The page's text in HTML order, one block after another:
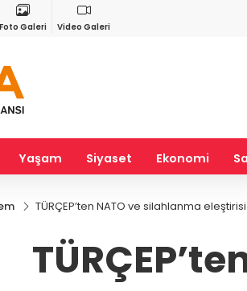
Foto Galeri Video Galeri
TRY
6.604,97%1,73
Yaşam Siyaset Ekonomi
TÜRÇEP’ten NATO ve silahlanma eleştirisi